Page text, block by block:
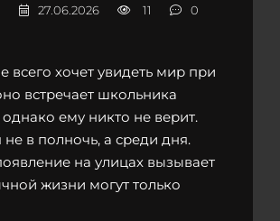
27.06.2026 11 0
хочет увидеть мир при
встречает школьника
ему никто не верит.
в полночь, а среди дня.
на улицах вызывает
жизни могут только